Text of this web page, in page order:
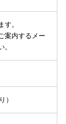
す。
案内するメー
。
）